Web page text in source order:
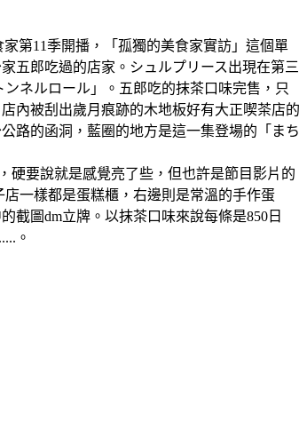
家第11季開播，「孤獨的美食家實訪」這個單
五郎吃過的店家。シュルプリース出現在第三
ネルロール」。五郎吃的抹茶口味完售，只
內被刮出歲月痕跡的木地板好有大正喫茶店的
路的函洞，藍圈的地方是這一集登場的「まち
硬要說就是感覺亮了些，但也許是節目影片的
一樣都是蛋糕櫃，右邊則是常溫的手作蛋
截圖dm立牌。以抹茶口味來說每條是850日
。